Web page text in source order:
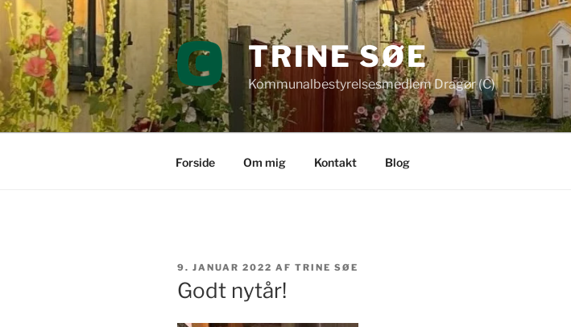
Videre
til
indhold
TRINE SØE
Kommunalbestyrelsesmedlem Dragør (C)
Forside Om mig Kontakt Blog
UDGIVET
DEN
9. JANUAR 2022 AF TRINE SØE
Godt nytår!